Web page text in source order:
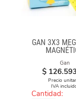
GAN 3X3
Gan
$
Precio
IVA
Cantidad: